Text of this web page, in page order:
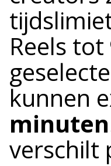
Reels tot
kunnen
minuten
verschilt